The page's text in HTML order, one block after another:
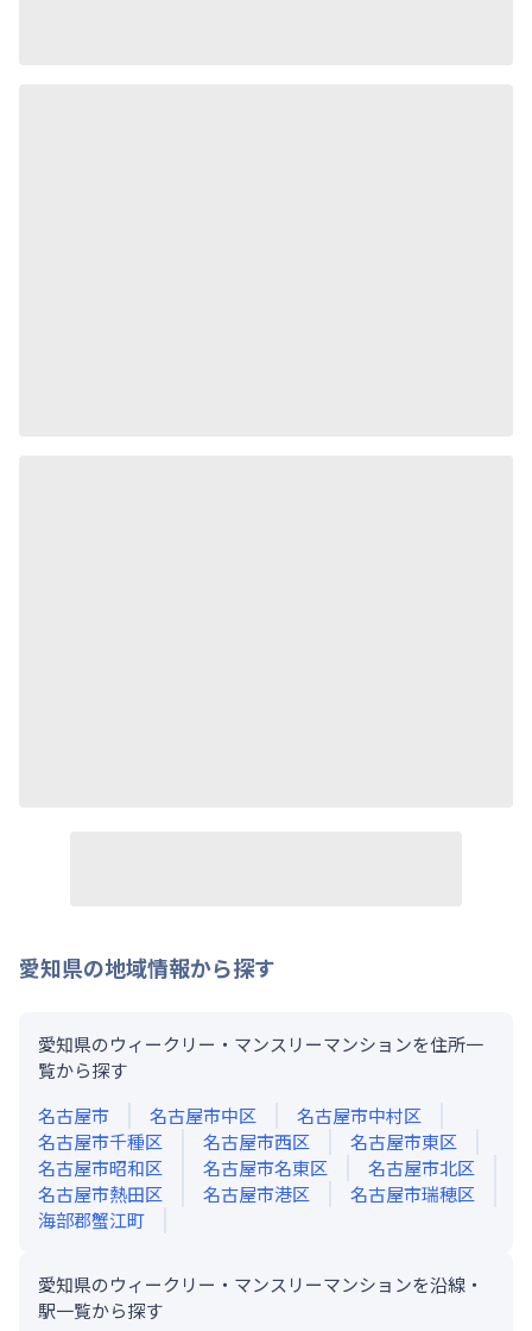
愛知県の地域情報から探す
愛知県のウィークリー・マンスリーマンションを住所一
覧から探す
名古屋市
名古屋市中区
名古屋市中村区
名古屋市千種区
名古屋市西区
名古屋市東区
名古屋市昭和区
名古屋市名東区
名古屋市北区
名古屋市熱田区
名古屋市港区
名古屋市瑞穂区
海部郡蟹江町
愛知県のウィークリー・マンスリーマンションを沿線・
駅一覧から探す